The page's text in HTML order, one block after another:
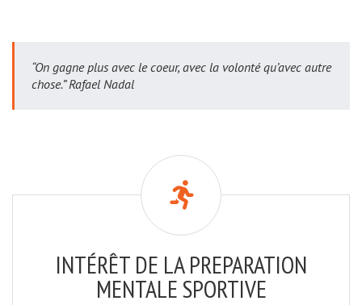
“On gagne plus avec le coeur, avec la volonté qu’avec autre
chose.” Rafael Nadal
INTÉRÊT DE LA PREPARATION
MENTALE SPORTIVE